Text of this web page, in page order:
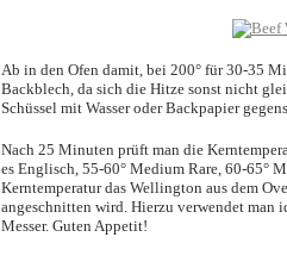
Ab in den Ofen damit, bei 200° für 30-35
Backblech, da sich die Hitze sonst nicht
Schüssel mit Wasser oder Backpapier
Nach 25 Minuten prüft man die
es Englisch, 55-60° Medium Rare, 60-65°
Kerntemperatur das Wellington aus dem
angeschnitten wird. Hierzu verwendet man
Messer. Guten Appetit!